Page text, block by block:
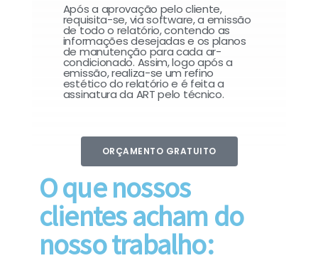
Após a aprovação pelo cliente,
requisita-se, via software, a emissão
de todo o relatório, contendo as
informações desejadas e os planos
de manutenção para cada ar-
condicionado. Assim, logo após a
emissão, realiza-se um refino
estético do relatório e é feita a
assinatura da ART pelo técnico.
ORÇAMENTO GRATUITO
O que nossos
clientes acham do
nosso trabalho: